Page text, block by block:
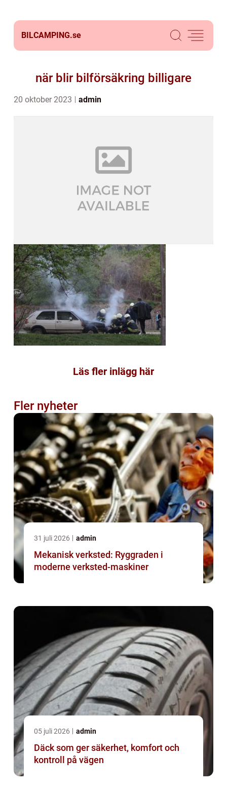
BILCAMPING.se
när blir bilförsäkring billigare
20 oktober 2023 admin
Läs fler inlägg här
Fler nyheter
31 juli 2026 admin
Mekanisk verksted: Ryggraden i
moderne verksted-maskiner
05 juli 2026 admin
Däck som ger säkerhet, komfort och
kontroll på vägen